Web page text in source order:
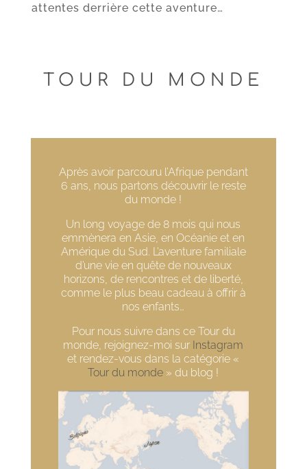
attentes derrière cette aventure…
TOUR DU MONDE
Après avoir parcouru l’Afrique pendant
6 ans, nous partons découvrir le reste
du monde !
Un long voyage de 8 mois qui nous
emmènera en Asie, en Océanie et en
Amérique du Sud. L’aventure familiale
d’une vie en quête de nouveaux
horizons, de rencontres et de liberté,
comme le plus beau cadeau à offrir à
nos enfants…
Pour nous suivre dans ce Tour du
monde, rejoignez-moi sur Instagram
et rendez-vous dans la catégorie «
Tour du monde » du blog !